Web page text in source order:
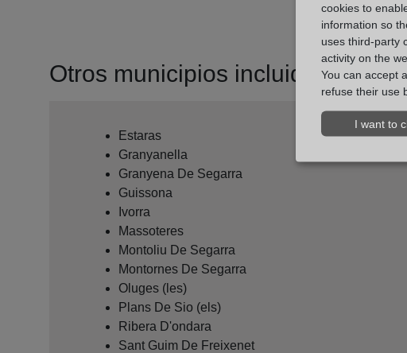
Otros municipios incluidos en el
Estaras
Granyanella
Granyena De Segarra
Guissona
Ivorra
Massoteres
Montoliu De Segarra
Montornes De Segarra
Oluges (les)
Plans De Sio (els)
Ribera D'ondara
Sant Guim De Freixenet
cookies to
information so
uses third-party
activity on the
You can accept
refuse their use
I want to